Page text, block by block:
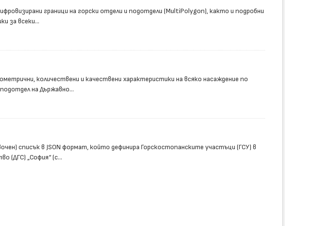
граници на горски отдели и подотдели (MultiPolygon), както и подробни
за всеки...
количествени и качествени характеристики на всяко насаждение по
на Държавно...
списък в JSON формат, който дефинира Горскостопанските участъци (ГСУ) в
(ДГС) „София“ (с...